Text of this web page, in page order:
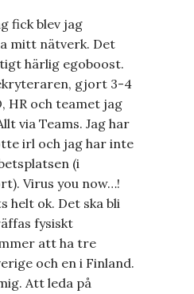
fick blev jag
mitt nätverk. Det
härlig egoboost.
gjort 3-4
HR och teamet jag
via Teams. Jag har
irl och jag har inte
(i
Virus you now…!
helt ok. Det ska bli
fysiskt
att ha tre
och en i Finland.
Att leda på